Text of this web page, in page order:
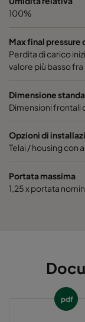
Hi-Flo 1060 ::
Hi-Flo 1060 ::
Hi-Flo 1060 ::
Hi-Flo 1060 ::
Hi-Flo 1060 ::
100%
Max final pressure
Perdita di carico
valore più basso fra
Dimensione
Dimensioni frontali
Opzioni di
Telai / housing con
Portata massima
1,25 x portata
pdf